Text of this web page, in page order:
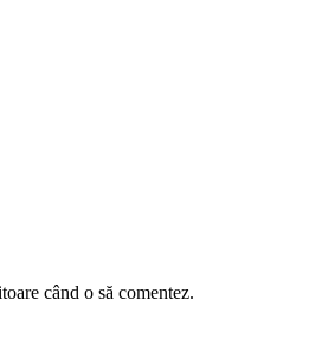
când o să comentez.